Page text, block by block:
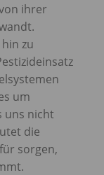
ihrer
zu
um
uns nicht
die
sorgen,